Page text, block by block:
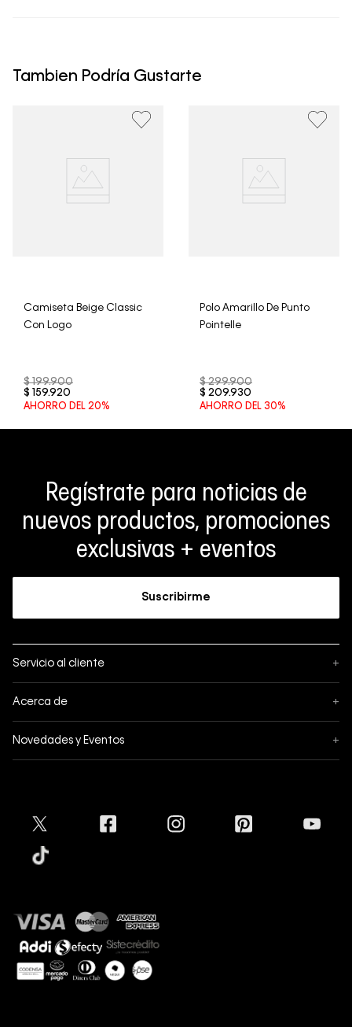
un período de 30 días calendario tras la recepción.
clientes, no aceptamos devoluciones en ropa interior y
Tambien Podría Gustarte
Camiseta Beige Classic
Con Logo
$ 199.900
$
159.920
AHORRO DEL 20%
Polo Amarillo De Punto
Pointelle
$ 299.900
$ 209.930
AHORRO DEL 30%
Regístrate para noticias de
nuevos productos, promociones
exclusivas + eventos
Suscribirme
Servicio al cliente +
Mis pedidos
Formas de pago
Envíos
Tiendas
Acerca de +
Política de privacidad
Guía de tallas
Guía de cuidado Denim
Sostenibilidad
Novedades y Eventos +
Cyber Lunes
Mapa del sitio